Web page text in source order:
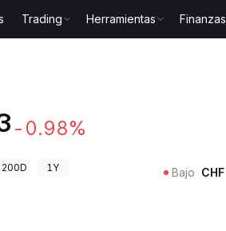
Trading Herramientas Finanzas
-0.98%
200D 1Y Bajo CHF